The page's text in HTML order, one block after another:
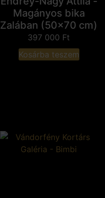
Magányos bika
Zalában (50x70 cm)
397 000 Ft
Kosárba teszem